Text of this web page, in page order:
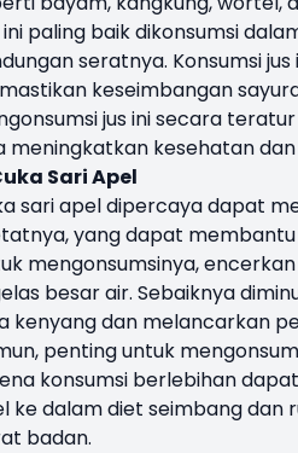
ini paling baik dikonsumsi
seratnya. Konsumsi
keseimbangan
jus ini secara
meningkatkan kesehatan
Sari Apel
sari apel dipercaya dapat
yang dapat
mengonsumsinya,
besar air. Sebaiknya
kenyang dan melancarkan
penting untuk
konsumsi berlebihan
ke dalam diet seimbang dan
badan.